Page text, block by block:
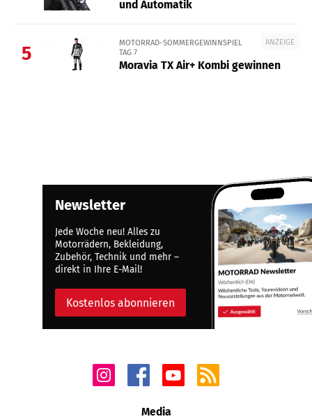
und Automatik
5
ANZEIGE
MOTORRAD-SOMMERGEWINNSPIEL
TAG 7
Moravia TX Air+ Kombi gewinnen
Newsletter
Jede Woche neu! Alles zu
Motorrädern, Bekleidung,
Zubehör, Technik und mehr –
direkt in Ihre E-Mail!
Kostenlos abonnieren
Media